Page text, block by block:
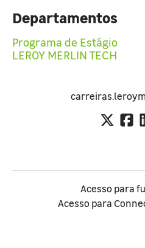
Departamentos
Programa de Estágio
LEROY MERLIN TECH
Acesso para
Acesso para